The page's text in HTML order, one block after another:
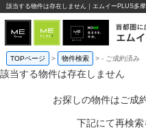
該当する物件は存在しません｜エムイーPLUS多摩
TOPページ > 物件検索 >- ご成約済み
該当する物件は存在しません
お探しの物件はご成
下記にて再検索